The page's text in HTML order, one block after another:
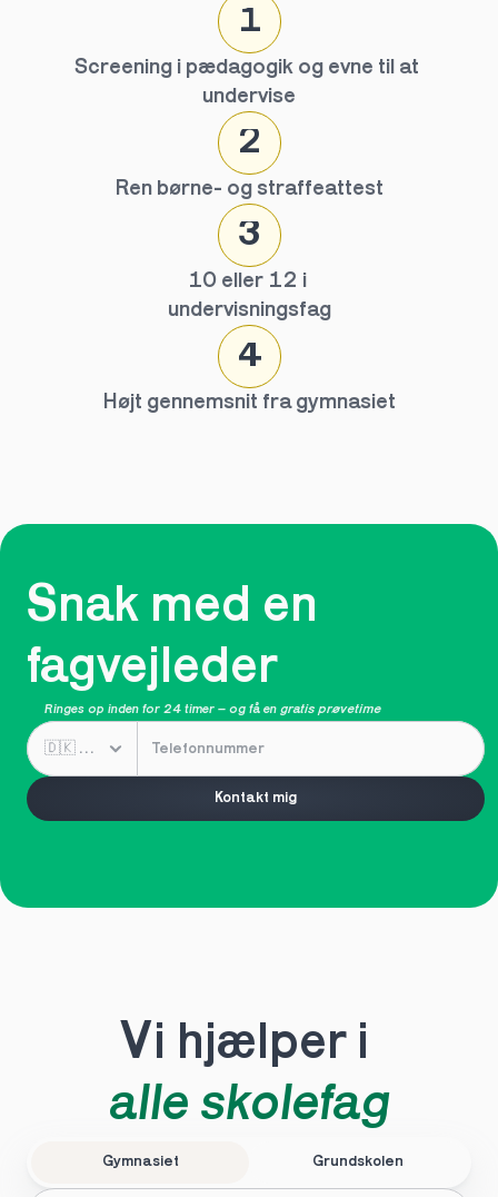
1
Screening i pædagogik og evne til at
undervise
2
Ren børne- og straffeattest
3
10 eller 12 i
undervisningsfag
4
Højt gennemsnit fra gymnasiet
Snak med en
fagvejleder
Ringes op inden for 24 timer – og få en gratis prøvetime
Kontakt mig
Vi hjælper i
alle skolefag
Gymnasiet Grundskolen